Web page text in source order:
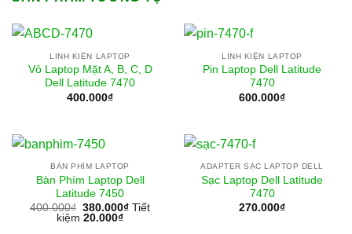
LINH KIỆN LAPTOP
Vỏ Laptop Mặt A, B, C, D
Dell Latitude 7470
400.000₫
LINH KIỆN LAPTOP
Pin Laptop Dell Latitude
7470
600.000₫
BÀN PHÍM LAPTOP
Bàn Phím Laptop Dell
Latitude 7450
400.000₫ 380.000₫ Tiết
kiệm 20.000₫
ADAPTER SẠC LAPTOP DELL
Sạc Laptop Dell Latitude
7470
270.000₫